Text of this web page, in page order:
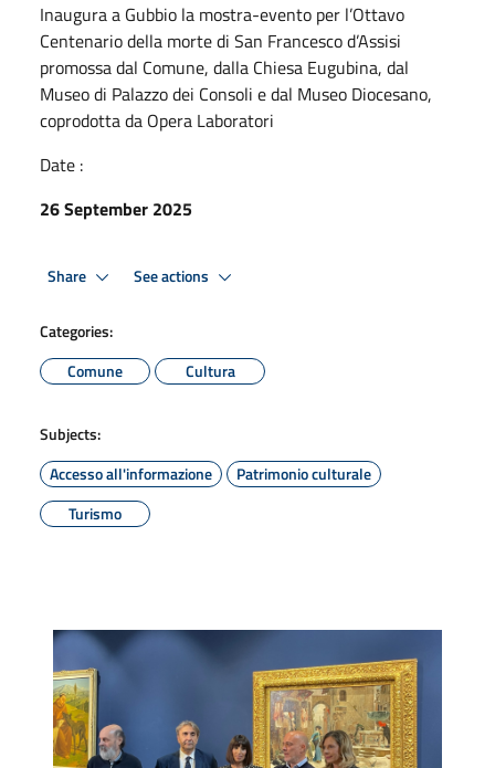
Inaugura a Gubbio la mostra-evento per l’Ottavo
Centenario della morte di San Francesco d’Assisi
promossa dal Comune, dalla Chiesa Eugubina, dal
Museo di Palazzo dei Consoli e dal Museo Diocesano,
coprodotta da Opera Laboratori
Date :
26 September 2025
Share See actions
Categories:
Comune
Cultura
Subjects:
Accesso all'informazione
Patrimonio culturale
Turismo